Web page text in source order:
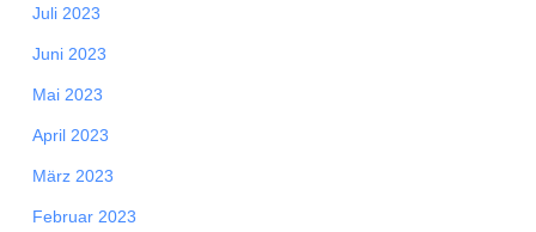
Juli 2023
Juni 2023
Mai 2023
April 2023
März 2023
Februar 2023